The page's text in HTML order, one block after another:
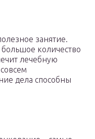
занятие.
количество
лечебную
дела способны